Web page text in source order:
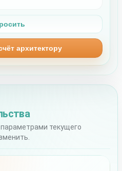
текущего
архитектору